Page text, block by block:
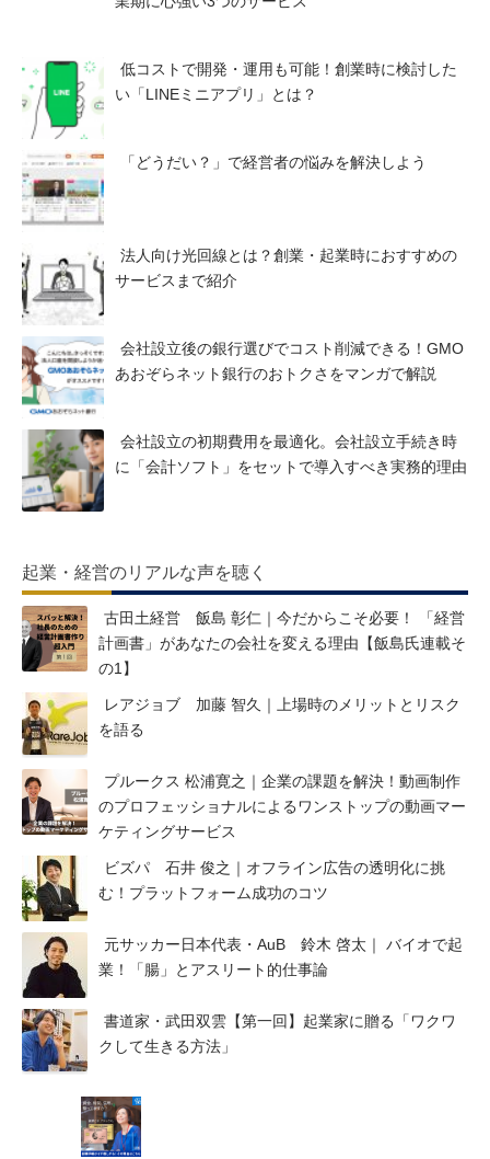
低コストで開発・運用も可能！創業時に検討した
い「LINEミニアプリ」とは？
「どうだい？」で経営者の悩みを解決しよう
法人向け光回線とは？創業・起業時におすすめの
サービスまで紹介
会社設立後の銀行選びでコスト削減できる！GMO
あおぞらネット銀行のおトクさをマンガで解説
会社設立の初期費用を最適化。会社設立手続き時
に「会計ソフト」をセットで導入すべき実務的理由
起業・経営のリアルな声を聴く
古田土経営 飯島 彰仁｜今だからこそ必要！ 「経営
計画書」があなたの会社を変える理由【飯島氏連載そ
の1】
レアジョブ 加藤 智久｜上場時のメリットとリスク
を語る
プルークス 松浦寛之｜企業の課題を解決！動画制作
のプロフェッショナルによるワンストップの動画マー
ケティングサービス
ビズパ 石井 俊之｜オフライン広告の透明化に挑
む！プラットフォーム成功のコツ
元サッカー日本代表・AuB 鈴木 啓太｜ バイオで起
業！「腸」とアスリート的仕事論
書道家・武田双雲【第一回】起業家に贈る「ワクワ
クして生きる方法」